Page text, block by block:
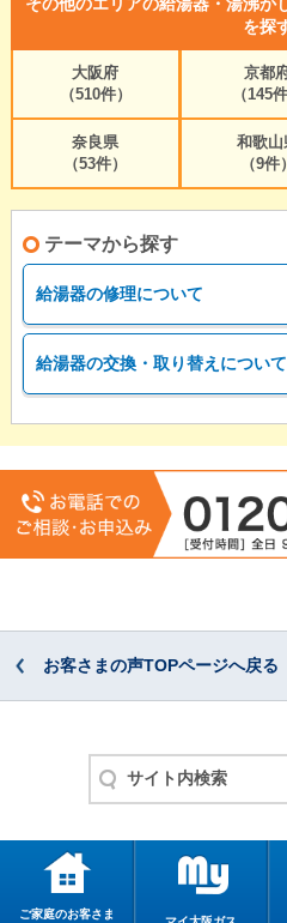
を探
大阪府
（510件）
京都
（145件
奈良県
（53件）
和歌山
（9件）
テーマから探す
給湯器の修理について
給湯器の交換・取り替えについて
お客さまの声TOPページへ戻る
ご家庭のお客さま